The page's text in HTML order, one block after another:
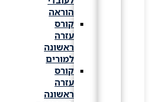
הוראה
קורס
עזרה
ראשונה
למורים
קורס
עזרה
ראשונה